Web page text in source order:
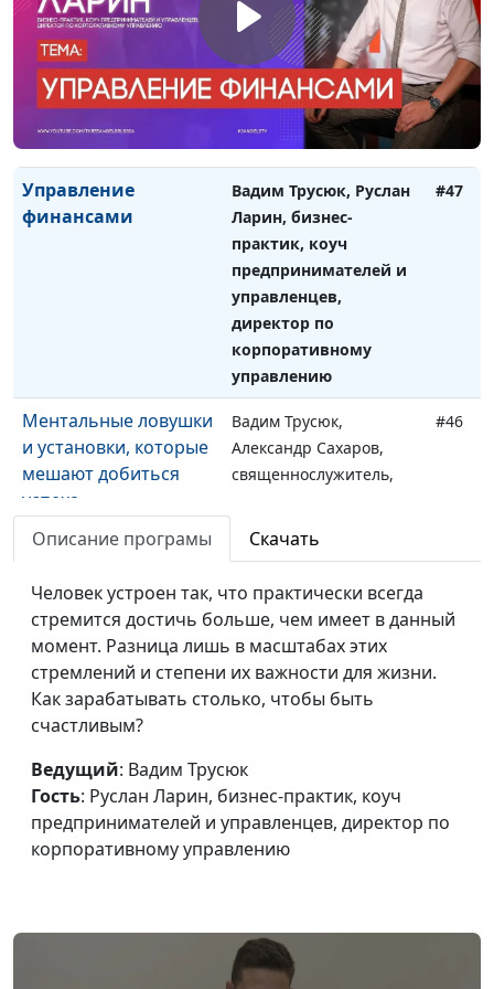
Где взять ресурсы для
успеха
Вадим Трусюк,
Александр Сахаров,
священнослужитель,
психолог, консультант
по семейным
взаимоотношениям
#48
Управление
финансами
Вадим Трусюк, Руслан
Ларин, бизнес-
практик, коуч
предпринимателей и
управленцев,
директор по
корпоративному
управлению
#47
Ментальные ловушки
и установки, которые
мешают добиться
успеха
Вадим Трусюк,
Александр Сахаров,
священнослужитель,
#46
Целеустремлённость,
или Чего не хватает
для успеха
Вадим Трусюк, Мария
Вачева, психолог-
консультант
Успешная карьера: с
чего начать
Вадим Трусюк, Руслан
предпринимателей и
управленцев, директор
по корпоративному
управлению
как мыслить, чтобы
священнослужитель,
психолог, консультант
Описание програмы Скачать
Человек устроен так, что практически всегда
стремится достичь больше, чем имеет в данный
момент. Разница лишь в масштабах этих
стремлений и степени их важности для жизни.
Как зарабатывать столько, чтобы быть
счастливым?
Ведущий: Вадим Трусюк
Гость: Руслан Ларин, бизнес-практик, коуч
предпринимателей и управленцев, директор по
корпоративному управлению